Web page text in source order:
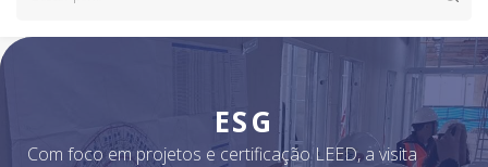
ESG
Com foco em projetos e certificação LEED, a visita